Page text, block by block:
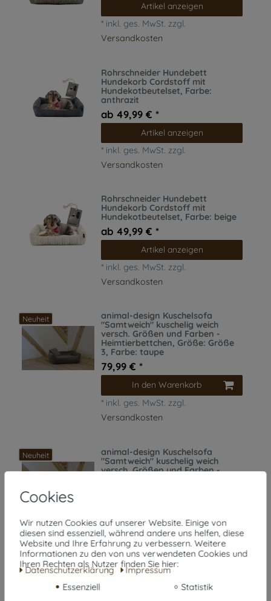
Artikel anzeigen
* inkl. ges. MwSt. zzgl.
Versandkosten
Rohrschneider Hundebett
Hundekorb Cordstoff mit
Hundekotbeutelset, Farbe:
anthrazit
ab 49,99 € *
Artikel anzeigen
* inkl. ges. MwSt. zzgl.
Versandkosten
Rohrschneider Hundebett
Hundekorb Cordstoff mit
Hundekotbeutelset, Farbe: beige
ab 49,99 € *
Artikel anzeigen
* inkl. ges. MwSt. zzgl.
Versandkosten
Neuheit
animal-design Kuschelsofa
"Samtweich" kuschelig weich
versch. Größen und Farben -
Heimtierbettchen, Größe: Größe
3, Farbe: taupe
79,99 € *
In den Warenkorb
* inkl. ges. MwSt. zzgl.
Versandkosten
Neuheit
animal-design Kuschelsofa
"Samtweich" kuschelig weich
versch. Größen und Farben -
In den Warenkorb
*inkl. ges. MwSt.zzgl.
Versandkosten
animal-design Kuschelsofa
Cookies
Wir nutzen Cookies auf unserer Website. Einige von
diesen sind essenziell, während andere uns helfen, diese
Website und Ihre Erfahrung zu verbessern. Weitere
Informationen zu den von uns verwendeten Cookies und
Ihren Rechten als Nutzer finden Sie hier:
Daten­schutz­erklärung
Impressum
Essenziell
Statistik